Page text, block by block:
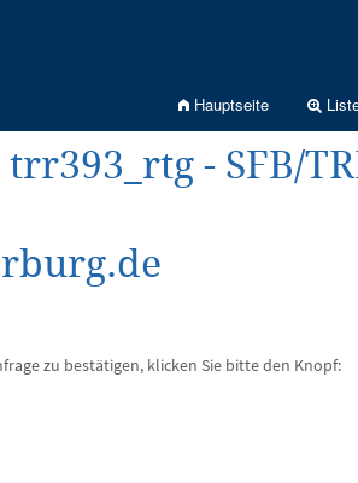
Hauptseite
trr393_rtg - SFB/
zu bestätigen, klicken Sie bitte den Knopf: